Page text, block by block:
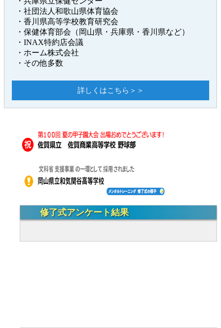
・社団法人和歌山県体育協会
・香川県高等学校教育研究会
・保健体育部会（岡山県・兵庫県・香川県など）
・INAX特約店会議
・ホーム株式会社
・その他多数
詳しくはこちら＞＞
修了式アンケート結果